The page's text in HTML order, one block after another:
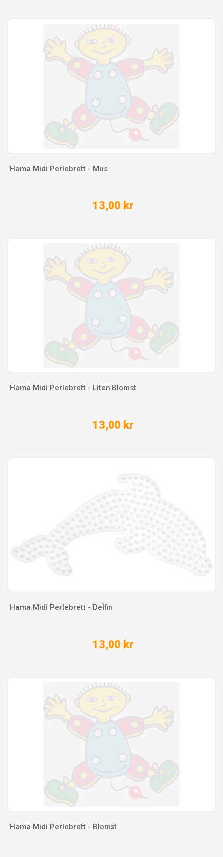
Hama Midi Perlebrett - Mus
13,00 kr
Hama Midi Perlebrett - Liten Blomst
13,00 kr
Hama Midi Perlebrett - Delfin
13,00 kr
Hama Midi Perlebrett - Blomst